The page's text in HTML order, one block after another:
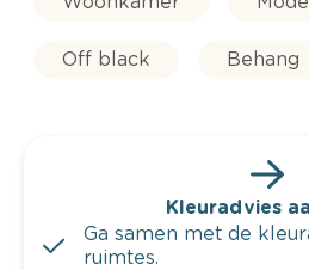
Off black Behang
Kleuradvies
Ga samen met de
ruimtes.